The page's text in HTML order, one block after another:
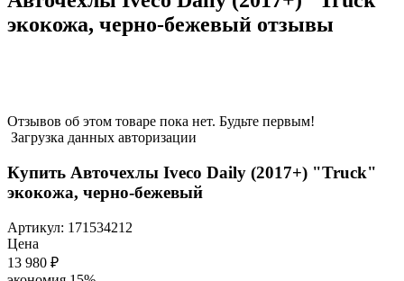
экокожа, черно-бежевый отзывы
Отзывов об этом товаре пока нет. Будьте первым!
Загрузка данных авторизации
Купить Авточехлы Iveco Daily (2017+) "Truck"
экокожа, черно-бежевый
Артикул: 171534212
Цена
13 980 ₽